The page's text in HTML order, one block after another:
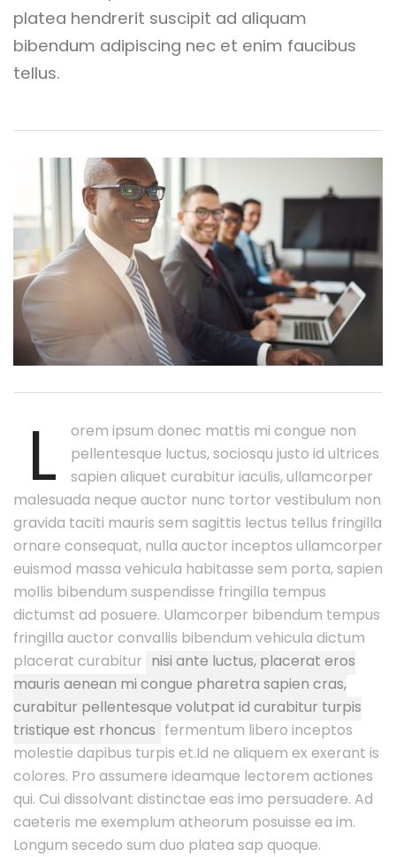
platea hendrerit suscipit ad aliquam
bibendum adipiscing nec et enim faucibus
tellus.
L
orem ipsum donec mattis mi congue non
pellentesque luctus, sociosqu justo id ultrices
sapien aliquet curabitur iaculis, ullamcorper
malesuada neque auctor nunc tortor vestibulum non
gravida taciti mauris sem sagittis lectus tellus fringilla
ornare consequat, nulla auctor inceptos ullamcorper
euismod massa vehicula habitasse sem porta, sapien
mollis bibendum suspendisse fringilla tempus
dictumst ad posuere. Ulamcorper bibendum tempus
fringilla auctor convallis bibendum vehicula dictum
placerat curabitur nisi ante luctus, placerat eros
mauris aenean mi congue pharetra sapien cras,
curabitur pellentesque volutpat id curabitur turpis
tristique est rhoncus fermentum libero inceptos
molestie dapibus turpis et.Id ne aliquem ex exerant is
colores. Pro assumere ideamque lectorem actiones
qui. Cui dissolvant distinctae eas imo persuadere. Ad
caeteris me exemplum atheorum posuisse ea im.
Longum secedo sum duo platea sap quoque.